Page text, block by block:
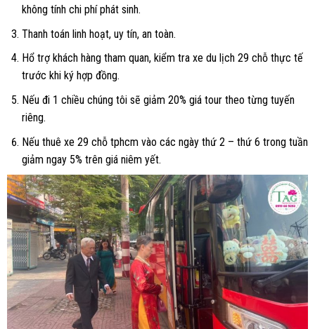
không tính chi phí phát sinh.
Thanh toán linh hoạt, uy tín, an toàn.
Hổ trợ khách hàng tham quan, kiểm tra xe du lịch 29 chỗ thực tế
trước khi ký hợp đồng.
Nếu đi 1 chiều chúng tôi sẽ giảm 20% giá tour theo từng tuyến
riêng.
Nếu thuê xe 29 chỗ tphcm vào các ngày thứ 2 – thứ 6 trong tuần
giảm ngay 5% trên giá niêm yết.